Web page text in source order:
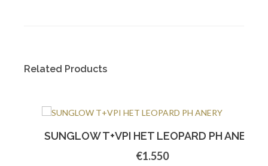
Related Products
SUNGLOW T+VPI HET LEOPARD PH ANERY
€1.550